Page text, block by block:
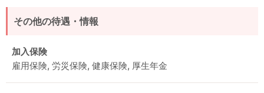
その他の待遇・情報
加入保険
雇用保険, 労災保険, 健康保険, 厚生年金